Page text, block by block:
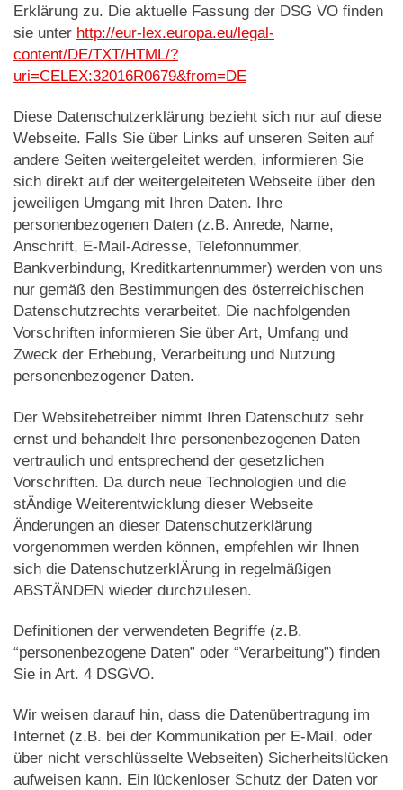
Erklärung zu. Die aktuelle Fassung der DSG VO finden
sie unter http://eur-lex.europa.eu/legal-
content/DE/TXT/HTML/?
uri=CELEX:32016R0679&from=DE
Diese Datenschutzerklärung bezieht sich nur auf diese
Webseite. Falls Sie über Links auf unseren Seiten auf
andere Seiten weitergeleitet werden, informieren Sie
sich direkt auf der weitergeleiteten Webseite über den
jeweiligen Umgang mit Ihren Daten. Ihre
personenbezogenen Daten (z.B. Anrede, Name,
Anschrift, E-Mail-Adresse, Telefonnummer,
Bankverbindung, Kreditkartennummer) werden von uns
nur gemäß den Bestimmungen des österreichischen
Datenschutzrechts verarbeitet. Die nachfolgenden
Vorschriften informieren Sie über Art, Umfang und
Zweck der Erhebung, Verarbeitung und Nutzung
personenbezogener Daten.
Der Websitebetreiber nimmt Ihren Datenschutz sehr
ernst und behandelt Ihre personenbezogenen Daten
vertraulich und entsprechend der gesetzlichen
Vorschriften. Da durch neue Technologien und die
stÄndige Weiterentwicklung dieser Webseite
Änderungen an dieser Datenschutzerklärung
vorgenommen werden können, empfehlen wir Ihnen
sich die DatenschutzerklÄrung in regelmäßigen
ABSTÄNDEN wieder durchzulesen.
Definitionen der verwendeten Begriffe (z.B.
“personenbezogene Daten” oder “Verarbeitung”) finden
Sie in Art. 4 DSGVO.
Wir weisen darauf hin, dass die Datenübertragung im
Internet (z.B. bei der Kommunikation per E-Mail, oder
über nicht verschlüsselte Webseiten) Sicherheitslücken
aufweisen kann. Ein lückenloser Schutz der Daten vor